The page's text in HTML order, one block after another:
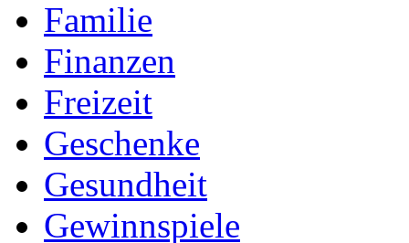
Familie
Finanzen
Freizeit
Geschenke
Gesundheit
Gewinnspiele